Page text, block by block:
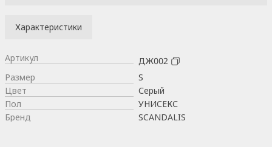
Характеристики
Артикул
ДЖ002
Размер
S
Цвет
Серый
Пол
УНИСЕКС
Бренд
SCANDALIS